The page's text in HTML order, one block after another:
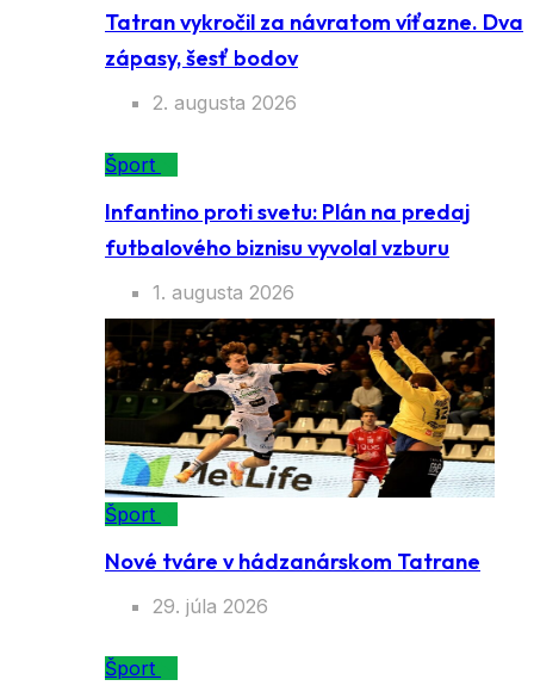
Tatran vykročil za návratom víťazne. Dva
zápasy, šesť bodov
2. augusta 2026
Šport
Infantino proti svetu: Plán na predaj
futbalového biznisu vyvolal vzburu
1. augusta 2026
Šport
Nové tváre v hádzanárskom Tatrane
29. júla 2026
Šport